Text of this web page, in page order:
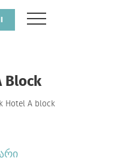
Block
Hotel A block